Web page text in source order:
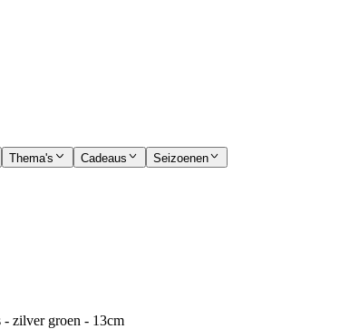
Thema's Cadeaus Seizoenen
zilver groen - 13cm